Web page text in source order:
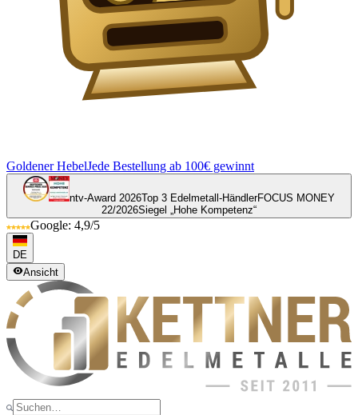
Goldener HebelJede Bestellung ab 100€ gewinnt
ntv-Award 2026Top 3 Edelmetall-HändlerFOCUS MONEY
22/2026Siegel „Hohe Kompetenz“
Google: 4,9/5
DE
Ansicht